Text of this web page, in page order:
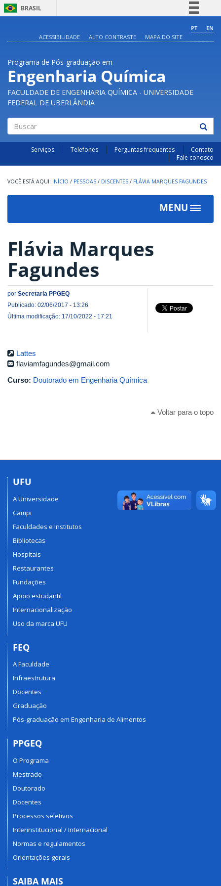
BRASIL
Comunica BR
Acesso à informação
Legislação
PT
EN
ACESSIBILIDADE
ALTO CONTRASTE MAPA DO SITE
Programa de Pós-graduação em
Engenharia Química
FACULDADE DE ENGENHARIA QUÍMICA - UNIVERSIDADE
FEDERAL DE UBERLÂNDIA
Buscar
Serviços Telefones Perguntas frequentes
Contato
Fale conosco
INÍCIO / PESSOAS / DISCENTES / FLÁVIA MARQUES FAGUNDES
MENU
Toggle
Flávia Marques
Fagundes
por Secretaria PPGEQ
Publicado: 02/06/2017 - 13:26
Última modificação: 17/10/2022 - 17:21
Lattes
flaviamfagundes@gmail.com
Curso: Doutorado em Engenharia Química
Voltar para o topo
UFU
A Universidade
Campi
Faculdades e Institutos
Bibliotecas
Hospitais
Restaurantes
Fundações
Apoio estudantil
Internacionalização
Uso da marca UFU
FEQ
A Faculdade
Infraestrutura
Docentes
Graduação
Pós-graduação em Engenharia de Alimentos
PPGEQ
O Programa
Mestrado
Doutorado
Docentes
Processos seletivos
Interinstitucional / Internacional
Normas e regulamentos
Orientações gerais
SAIBA MAIS